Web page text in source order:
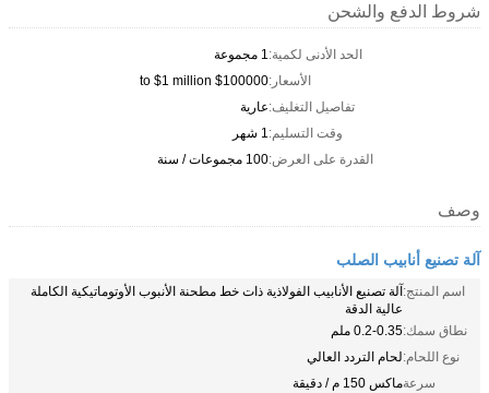
شروط الدفع والشحن
الحد الأدنى لكمية:1 مجموعة
الأسعار:$100000 to $1 million
تفاصيل التغليف:عارية
وقت التسليم:1 شهر
القدرة على العرض:100 مجموعات / سنة
وصف
آلة تصنيع أنابيب الصلب
اسم المنتج:آلة تصنيع الأنابيب الفولاذية ذات خط مطحنة الأنبوب الأوتوماتيكية الكاملة
عالية الدقة
نطاق سمك:0.2-0.35 ملم
نوع اللحام:لحام التردد العالي
سرعةماكس 150 م / دقيقة